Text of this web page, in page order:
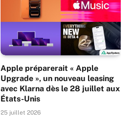
Apple préparerait « Apple
Upgrade », un nouveau leasing
avec Klarna dès le 28 juillet aux
États-Unis
25 juillet 2026